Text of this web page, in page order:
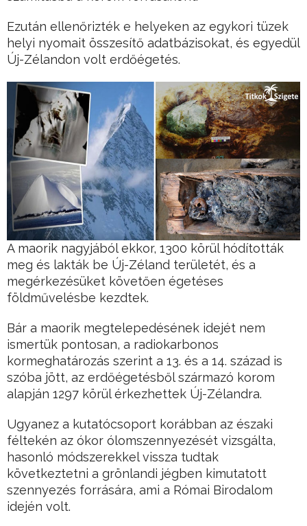
Ezután ellenőrizték e helyeken az egykori tüzek
helyi nyomait összesítő adatbázisokat, és egyedül
Új-Zélandon volt erdőégetés.
A maorik nagyjából ekkor, 1300 körül hódították
meg és lakták be Új-Zéland területét, és a
megérkezésüket követően égetéses
földművelésbe kezdtek.
Bár a maorik megtelepedésének idejét nem
ismertük pontosan, a radiokarbonos
kormeghatározás szerint a 13. és a 14. század is
szóba jött, az erdőégetésből származó korom
alapján 1297 körül érkezhettek Új-Zélandra.
Ugyanez a kutatócsoport korábban az északi
féltekén az ókor ólomszennyezését vizsgálta,
hasonló módszerekkel vissza tudtak
következtetni a grönlandi jégben kimutatott
szennyezés forrására, ami a Római Birodalom
idején volt.